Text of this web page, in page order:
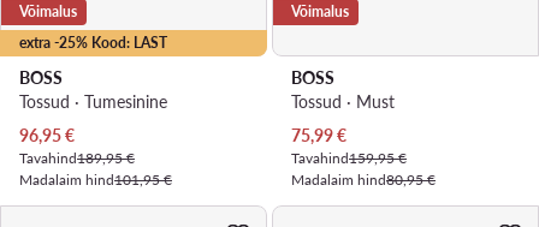
extra -25% Kood: LAST
Võimalus
BOSS
Tossud · Tumesinine
Praegune hind
96,95€
Tavahind189,95 €
Madalaim hind101,95 €
Võimalus
BOSS
Tossud · Must
Praegune hind
75,99€
Tavahind159,95 €
Madalaim hind80,95 €